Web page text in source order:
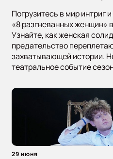
Погрузитесь в мир интриг
«8 разгневанных женщин»
Узнайте, как женская
предательство
захватывающей истории.
театральное событие
29 июня